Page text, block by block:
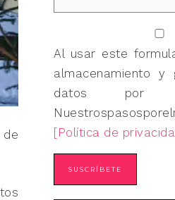
Al usar este
almacenamiento
datos por
[Política de